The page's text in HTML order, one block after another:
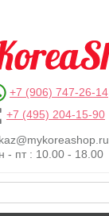
+7 (906) 747-26-14
+7 (495) 204-15-90
- пт : 10.00 - 18.00